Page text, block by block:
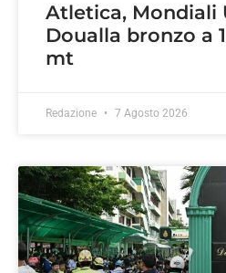
Atletica, Mondiali
Doualla bronzo a
mt
Redazione 7 Agosto 2026